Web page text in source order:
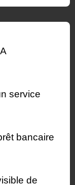
service
bancaire
de